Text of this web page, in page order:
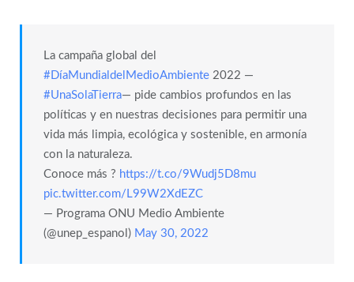
La campaña global del
#DíaMundialdelMedioAmbiente2022 —
#UnaSolaTierra— pide cambios profundos en las
políticas y en nuestras decisiones para permitir una
vida más limpia, ecológica y sostenible, en armonía
con la naturaleza.
Conoce más ? https://t.co/9Wudj5D8mu
pic.twitter.com/L99W2XdEZC
— Programa ONU Medio Ambiente
(@unep_espanol) May 30, 2022